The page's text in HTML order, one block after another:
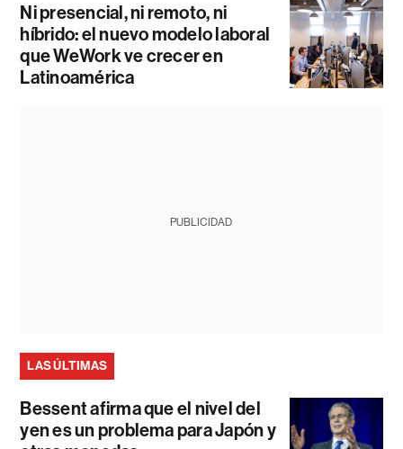
Ni presencial, ni remoto, ni
híbrido: el nuevo modelo laboral
que WeWork ve crecer en
Latinoamérica
PUBLICIDAD
LAS ÚLTIMAS
Bessent afirma que el nivel del
yen es un problema para Japón y